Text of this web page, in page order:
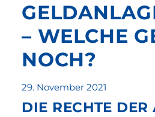
– WELCHE
NOCH?
Veröffentlicht
am
29. November 2021
DIE RECHTE DER